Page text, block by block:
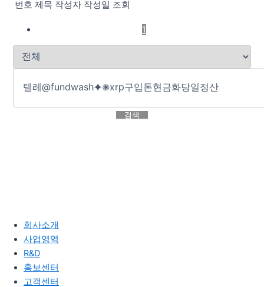
번호 제목 작성자 작성일 조회
1
검색
회사소개
사업영역
R&D
홍보센터
고객센터